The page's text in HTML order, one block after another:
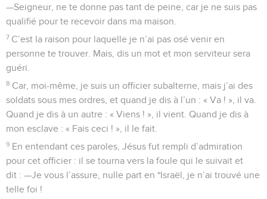
—Seigneur, ne te donne pas tant de peine, car je ne suis pas
qualifié pour te recevoir dans ma maison.
7 C’est la raison pour laquelle je n’ai pas osé venir en
personne te trouver. Mais, dis un mot et mon serviteur sera
guéri.
8 Car, moi-même, je suis un officier subalterne, mais j’ai des
soldats sous mes ordres, et quand je dis à l’un : « Va ! », il va.
Quand je dis à un autre : « Viens ! », il vient. Quand je dis à
mon esclave : « Fais ceci ! », il le fait.
9 En entendant ces paroles, Jésus fut rempli d’admiration
pour cet officier : il se tourna vers la foule qui le suivait et
dit : —Je vous l’assure, nulle part en *Israël, je n’ai trouvé une
telle foi !